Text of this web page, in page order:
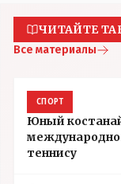
ЧИТАЙТЕ
Все материалы
СПОРТ
Юный
теннису